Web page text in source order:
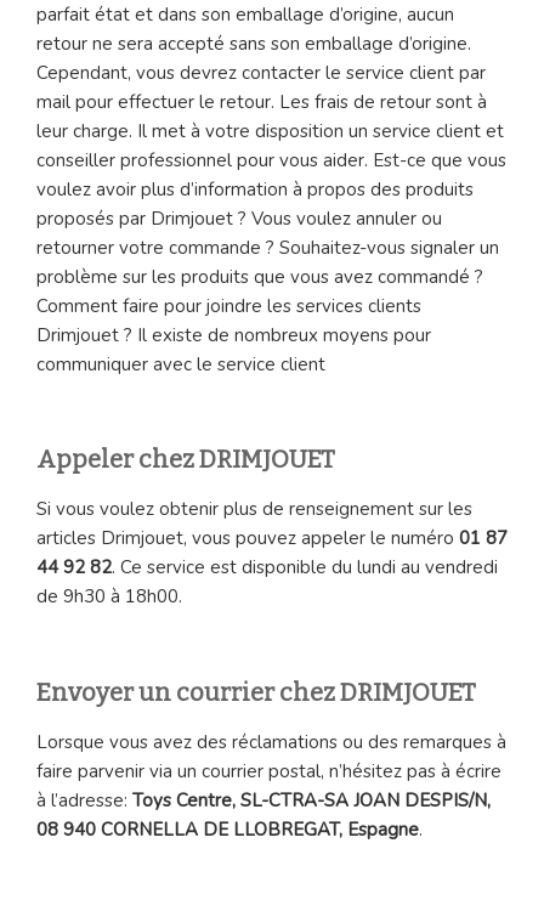
parfait état et dans son emballage d’origine, aucun
retour ne sera accepté sans son emballage d’origine.
Cependant, vous devrez contacter le service client par
mail pour effectuer le retour. Les frais de retour sont à
leur charge. Il met à votre disposition un service client et
conseiller professionnel pour vous aider. Est-ce que vous
voulez avoir plus d’information à propos des produits
proposés par Drimjouet ? Vous voulez annuler ou
retourner votre commande ? Souhaitez-vous signaler un
problème sur les produits que vous avez commandé ?
Comment faire pour joindre les services clients
Drimjouet ? Il existe de nombreux moyens pour
communiquer avec le service client
Appeler chez DRIMJOUET
Si vous voulez obtenir plus de renseignement sur les
articles Drimjouet, vous pouvez appeler le numéro 01 87
44 92 82. Ce service est disponible du lundi au vendredi
de 9h30 à 18h00.
Envoyer un courrier chez DRIMJOUET
Lorsque vous avez des réclamations ou des remarques à
faire parvenir via un courrier postal, n’hésitez pas à écrire
à l’adresse: Toys Centre, SL-CTRA-SA JOAN DESPIS/N,
08 940 CORNELLA DE LLOBREGAT, Espagne.